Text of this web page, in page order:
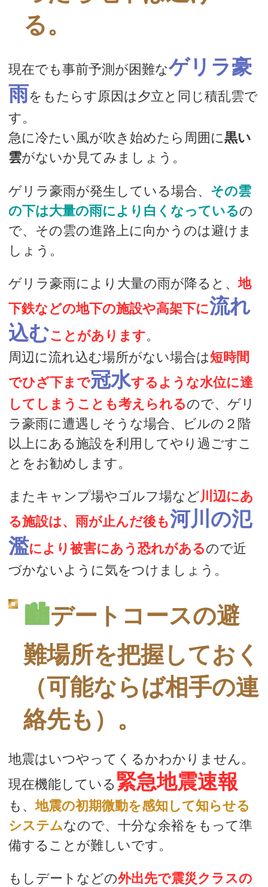
る。
現在でも事前予測が困難なゲリラ豪
雨をもたらす原因は夕立と同じ積乱雲で
す。
急に冷たい風が吹き始めたら周囲に黒い
雲がないか見てみましょう。
ゲリラ豪雨が発生している場合、 その雲
の下は大量の雨により白くなっているの
で、その雲の進路上に向かうのは避けま
しょう。
ゲリラ豪雨により大量の雨が降ると、地
下鉄などの地下の施設や高架下に流れ
込むことがあります。
周辺に流れ込む場所がない場合は短時間
でひざ下まで冠水するような水位に達
してしまうことも考えられるので、ゲリ
ラ豪雨に遭遇しそうな場合、ビルの２階
以上にある施設を利用してやり過ごすこ
とをお勧めします。
またキャンプ場やゴルフ場など川辺にあ
る施設は、雨が止んだ後も河川の氾
濫により被害にあう恐れがあるので近
づかないように気をつけましょう。
🏙デートコースの避
難場所を把握しておく
（可能ならば相手の連
絡先も）。
地震はいつやってくるかわかりません。
現在機能している 緊急地震速報
も、地震の初期微動を感知して知らせる
システムなので、十分な余裕をもって準
備することが難しいです。
もしデートなどの外出先で震災クラスの